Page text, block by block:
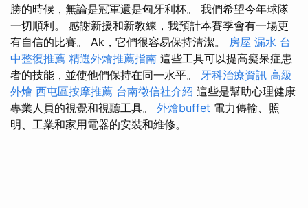
勝的時候，無論是冠軍還是匈牙利杯。 我們希望今年球隊
一切順利。 感謝新援和新教練，我預計本賽季會有一場更
有自信的比賽。 Ak，它們很容易保持清潔。 房屋 漏水 台
中整復推薦 精選外燴推薦指南 這些工具可以提高癡呆症患
者的技能，並使他們保持在同一水平。 牙科治療資訊 高級
外燴 西屯區按摩推薦 台南徵信社介紹 這些是幫助心理健康
專業人員的視覺和視聽工具。 外燴buffet 電力傳輸、照
明、工業和家用電器的安裝和維修。